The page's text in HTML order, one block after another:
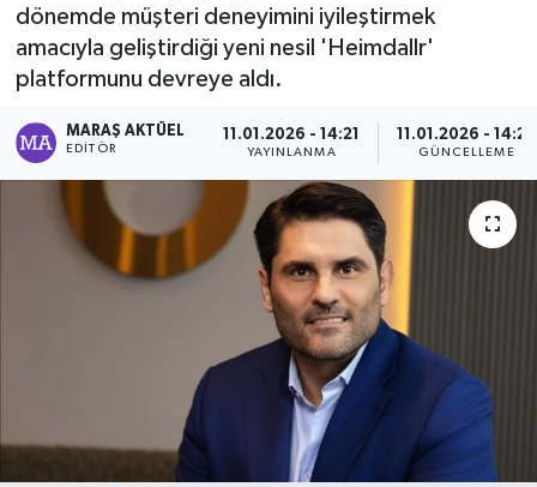
dönemde müşteri deneyimini iyileştirmek
amacıyla geliştirdiği yeni nesil 'Heimdallr'
platformunu devreye aldı.
MARAŞ AKTÜEL
EDITÖR
11.01.2026 - 14:21
YAYINLANMA
11.01.2026 - 14:22
GÜNCELLEME
Eğitim
Dünya
Kültür Sanat
Haber Arşivi